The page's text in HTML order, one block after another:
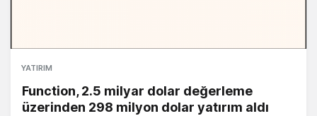
YATIRIM
Function, 2.5 milyar dolar değerleme
üzerinden 298 milyon dolar yatırım aldı